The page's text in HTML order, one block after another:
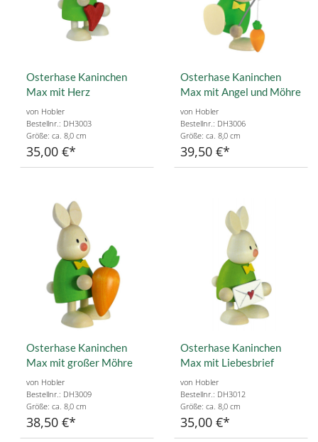
Osterhase Kaninchen
Max mit Herz
von Hobler
Bestellnr.: DH3003
Größe: ca. 8,0 cm
35,00 €
Osterhase Kaninchen
Max mit Angel und Möhre
von Hobler
Bestellnr.: DH3006
Größe: ca. 8,0 cm
39,50 €
Osterhase Kaninchen
Max mit großer Möhre
von Hobler
Bestellnr.: DH3009
Größe: ca. 8,0 cm
38,50 €
Osterhase Kaninchen
Max mit Liebesbrief
von Hobler
Bestellnr.: DH3012
Größe: ca. 8,0 cm
35,00 €